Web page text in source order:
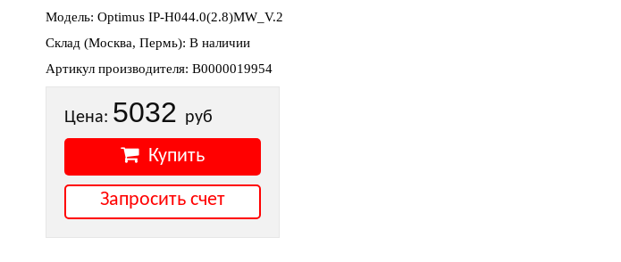
Модель: Optimus IP-H044.0(2.8)MW_V.2
Склад (Москва, Пермь): В наличии
Артикул производителя: В0000019954
Цена: 5032 руб
Купить
Запросить счет